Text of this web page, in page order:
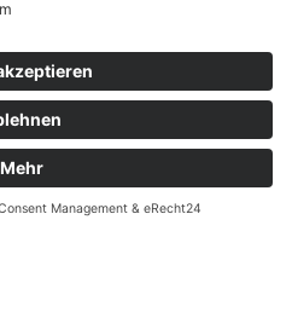
bei Reparatur
Geschäftsbedingungen zum